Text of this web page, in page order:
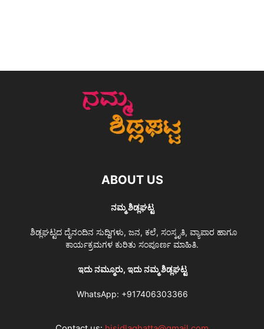
ABOUT US
ನಮ್ಮ ಶಿಡ್ಲಘಟ್ಟ
ಶಿಡ್ಲಘಟ್ಟದ ದೈನಂದಿನ ಸುದ್ದಿಗಳು, ಜನ, ಕಲೆ, ಸಂಸ್ಕೃತಿ, ವ್ಯಾಪಾರ ಹಾಗೂ
ಕಾರ್ಯಕ್ರಮಗಳ ಕುರಿತು ಸಂಪೂರ್ಣ ಮಾಹಿತಿ.
ಇದು ನಮ್ಮೂರು, ಇದು ನಮ್ಮ ಶಿಡ್ಲಘಟ್ಟ
WhatsApp: +917406303366